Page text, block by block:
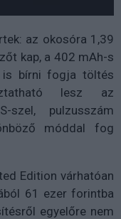
az okosóra 1,39
kap, a 402 mAh-s
is bírni fogja töltés
lesz az
szel, pulzusszám
móddal fog
Edition várhatóan
61 ezer forintba
egyelőre nem